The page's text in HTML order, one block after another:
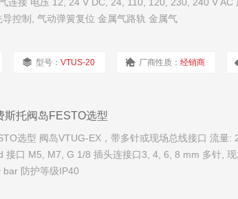
控制, 气动弹簧复位 金属气路轨 金属气
型号：VTUS-20 厂商性质：经销商
托阀岛FESTO选型
选型 阀岛VTUG-EX，带多针或现场总线接口 流量:
接口 M5, M7, G 1/8 插头连接口3, 4, 6, 8 mm 多针,
防护等级IP40